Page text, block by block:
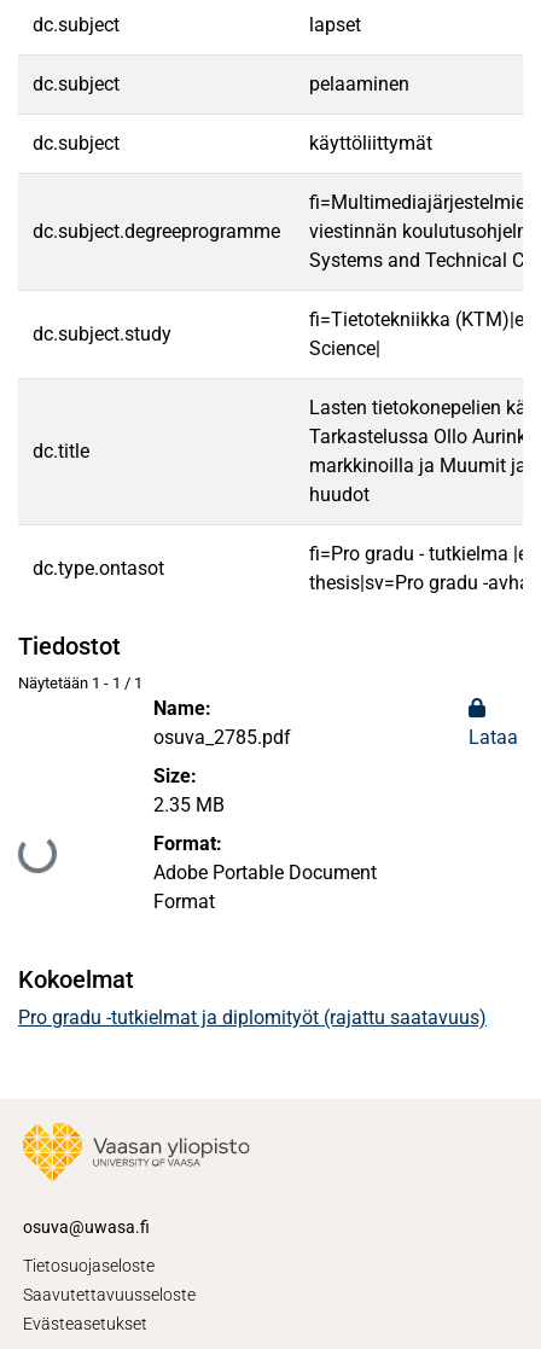
dc.subject lapset
dc.subject pelaaminen
dc.subject käyttöliittymät
dc.subject.degreeprogramme
fi=Multimediajärjestelmien
viestinnän
Systems and Technical
dc.subject.study
fi=Tietotekniikka
Science|
dc.title
Lasten tietokonepelien
Tarkastelussa Ollo
markkinoilla ja Muumit ja
huudot
dc.type.ontasot
fi=Pro gradu - tutkielma
thesis|sv=Pro gradu -
Tiedostot
Näytetään 1 - 1 / 1
Ladataan...
Name:
osuva_2785.pdf
Size:
2.35 MB
Format:
Adobe Portable Document
Format
Lataa
Kokoelmat
Pro gradu -tutkielmat ja diplomityöt (rajattu saatavuus)
osuva@uwasa.fi
Tietosuojaseloste
Saavutettavuusseloste
Evästeasetukset